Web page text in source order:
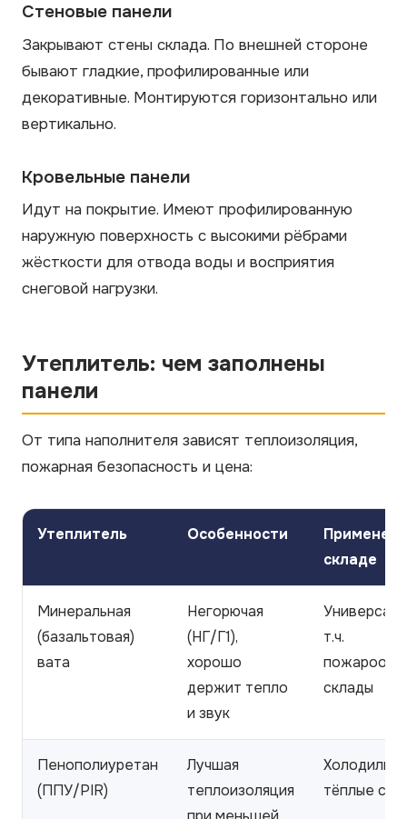
Стеновые панели
Закрывают стены склада. По внешней стороне
бывают гладкие, профилированные или
декоративные. Монтируются горизонтально или
вертикально.
Кровельные панели
Идут на покрытие. Имеют профилированную
наружную поверхность с высокими рёбрами
жёсткости для отвода воды и восприятия
снеговой нагрузки.
Утеплитель: чем заполнены
панели
От типа наполнителя зависят теплоизоляция,
пожарная безопасность и цена:
Утеплитель Особенности
складе
Минеральная
(базальтовая)
вата
Негорючая
(НГ/Г1),
хорошо
держит тепло
и звук
т.ч.
склады
Пенополиуретан
(ППУ/PIR)
Лучшая
теплоизоляция
тёплые